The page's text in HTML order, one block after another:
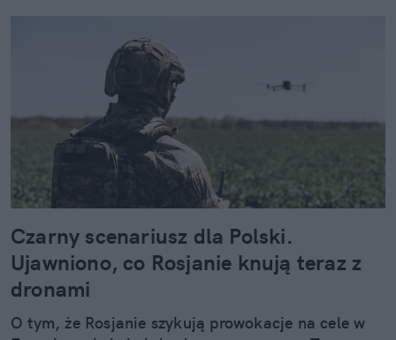
Czarny scenariusz dla Polski.
Ujawniono, co Rosjanie knują teraz z
dronami
O tym, że Rosjanie szykują prowokacje na cele w